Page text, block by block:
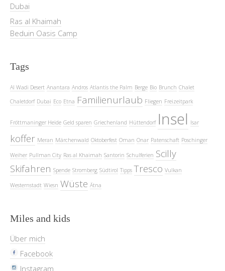
Dubai
Ras al Khaimah
Beduin Oasis Camp
Tags
Al Wadi Desert Anantara Andros Atlantis the Palm Berge Bio Brunch Chalet
Chaletdorf Dubai Eco Etna Familienurlaub Fliegen Freizeitpark
Fröttmaninger Heide Geld sparen Griechenland Hüttendorf Insel Isar
koffer Meran Märchenwald Oktoberfest Oman Onar Patenschaft Poschinger
Weiher Pullman City Ras al Khaimah Santorin Schulferien Scilly
Skifahren Spende Stromberg Südtirol Tipps Tresco Vulkan
Westernstadt Wiesn Wüste Ätna
Miles and kids
Über mich
Facebook
Instagram